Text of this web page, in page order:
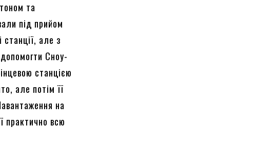
та
під прийом
але з
Сноу-
станцією
але потім її
на
практично всю